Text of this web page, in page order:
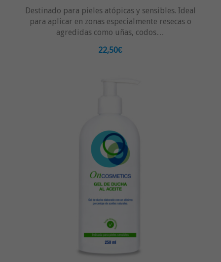
Destinado para pieles atópicas y sensibles. Ideal
para aplicar en zonas especialmente resecas o
agredidas como uñas, codos…
22,50€